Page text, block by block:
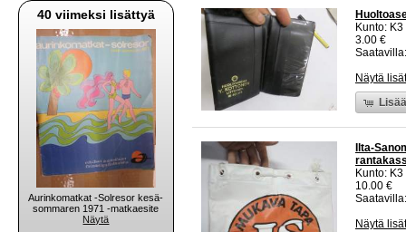
40 viimeksi lisättyä
Aurinkomatkat -Solresor kesä-
sommaren 1971 -matkaesite
Näytä
Kunto:
3.00 €
Näytä
Ilta-
Kunto:
10.00 €
Näytä